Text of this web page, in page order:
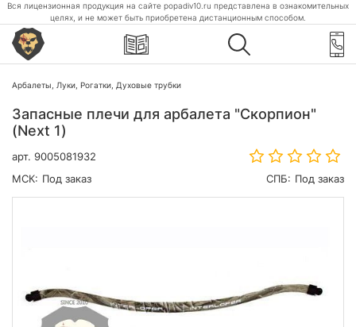
Вся лицензионная продукция на сайте popadiv10.ru представлена в ознакомительных
целях, и не может быть приобретена дистанционным способом.
Арбалеты, Луки, Рогатки, Духовые трубки
Запасные плечи для арбалета "Скорпион"
(Next 1)
арт. 9005081932
МСК: Под заказ СПБ: Под заказ